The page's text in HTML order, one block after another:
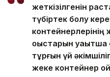
жеткізілгенін
түбіртек болу
қоқыстарын
тұрғын үй
жеке контейнер